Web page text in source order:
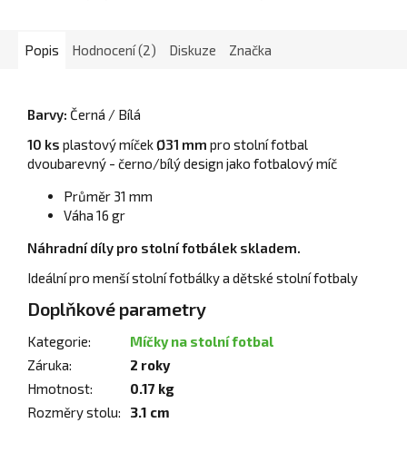
Popis Hodnocení (2) Diskuze Značka
Barvy: Černá / Bílá
10 ks plastový míčekØ31 mm pro stolní fotbal
dvoubarevný - černo/bílý design jako fotbalový míč
Průměr 31 mm
Váha 16 gr
Náhradní díly pro stolní fotbálek skladem.
Ideální pro menší stolní fotbálky a dětské stolní fotbaly
Doplňkové parametry
Kategorie:
Míčky na stolní fotbal
Záruka:
2 roky
Hmotnost:
0.17 kg
Rozměry stolu: 3.1 cm